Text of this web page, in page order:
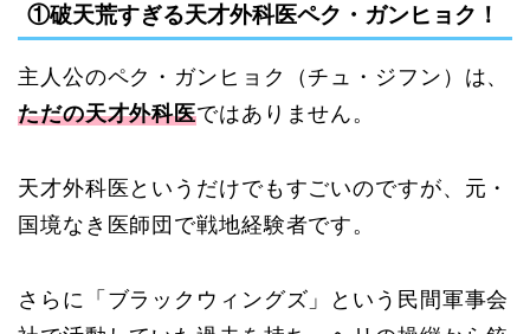
①破天荒すぎる天才外科医ペク・ガンヒョク！
主人公のペク・ガンヒョク（チュ・ジフン）は、
ただの天才外科医ではありません。
天才外科医というだけでもすごいのですが、元・
国境なき医師団で戦地経験者です。
さらに「ブラックウィングズ」という民間軍事会